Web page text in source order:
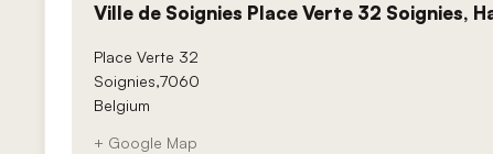
Ville de Soignies Place Verte 32 Soignies,
Place Verte 32
Soignies,7060
Belgium
+ Google Map